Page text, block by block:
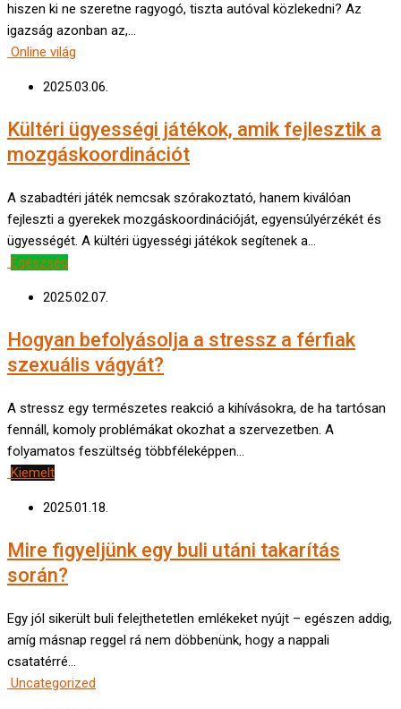
hiszen ki ne szeretne ragyogó, tiszta autóval közlekedni? Az
igazság azonban az,…
Online világ
2025.03.06.
Kültéri ügyességi játékok, amik fejlesztik a
mozgáskoordinációt
A szabadtéri játék nemcsak szórakoztató, hanem kiválóan
fejleszti a gyerekek mozgáskoordinációját, egyensúlyérzékét és
ügyességét. A kültéri ügyességi játékok segítenek a…
Egészség
2025.02.07.
Hogyan befolyásolja a stressz a férfiak
szexuális vágyát?
A stressz egy természetes reakció a kihívásokra, de ha tartósan
fennáll, komoly problémákat okozhat a szervezetben. A
folyamatos feszültség többféleképpen…
Kiemelt
2025.01.18.
Mire figyeljünk egy buli utáni takarítás
során?
Egy jól sikerült buli felejthetetlen emlékeket nyújt – egészen addig,
amíg másnap reggel rá nem döbbenünk, hogy a nappali
csatatérré…
Uncategorized